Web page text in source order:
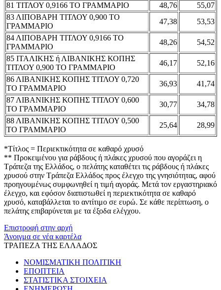
81 ΤΙΤΛΟΥ 0,9166 ΤΟ ΓΡΑΜΜΑΡΙΟ
48,76
55,07
83 ΛΙΠΟΒΑΡΗ ΤΙΤΛΟΥ 0,900 ΤΟ
ΓΡΑΜΜΑΡΙΟ
47,38
53,53
84 ΛΙΠΟΒΑΡΗ ΤΙΤΛΟΥ 0,9166 ΤΟ
ΓΡΑΜΜΑΡΙΟ
48,26
54,52
85 ΙΤΑΛΙΚΗΣ ή ΛΙΒΑΝΙΚΗΣ ΚΟΠΗΣ
ΤΙΤΛΟΥ 0,900 ΤΟ ΓΡΑΜΜΑΡΙΟ
46,17
52,16
86 ΛΙΒΑΝΙΚΗΣ ΚΟΠΗΣ ΤΙΤΛΟΥ 0,720
ΤΟ ΓΡΑΜΜΑΡΙΟ
36,93
41,74
87 ΛΙΒΑΝΙΚΗΣ ΚΟΠΗΣ ΤΙΤΛΟΥ 0,600
ΤΟ ΓΡΑΜΜΑΡΙΟ
30,77
34,78
88 ΛΙΒΑΝΙΚΗΣ ΚΟΠΗΣ ΤΙΤΛΟΥ 0,500
ΤΟ ΓΡΑΜΜΑΡΙΟ
25,64 28,99
*Τίτλος = Περιεκτικότητα σε καθαρό χρυσό
** Προκειμένου για ράβδους ή πλάκες χρυσού που αγοράζει η
Τράπεζα της Ελλάδος, ο πελάτης καταθέτει τις ράβδους ή πλάκες
χρυσού στην Τράπεζα Ελλάδος προς έλεγχο της γνησιότητας, αφού
προηγουμένως συμφωνηθεί η τιμή αγοράς. Μετά τον εργαστηριακό
έλεγχο, και εφόσον διαπιστωθεί η περιεκτικότητα σε καθαρό
χρυσό, καταβάλλεται το αντίτιμο σε ευρώ. Σε κάθε περίπτωση, ο
πελάτης επιβαρύνεται με τα έξοδα ελέγχου.
Επιστροφή στην αρχή
Άνοιγμα σε νέα καρτέλα
ΤΡΑΠΕΖΑ ΤΗΣ ΕΛΛΑΔΟΣ
ΝΟΜΙΣΜΑΤΙΚΗ ΠΟΛΙΤΙΚΗ
ΕΠΟΠΤΕΙΑ
ΣΤΑΤΙΣΤΙΚΑ ΣΤΟΙΧΕΙΑ